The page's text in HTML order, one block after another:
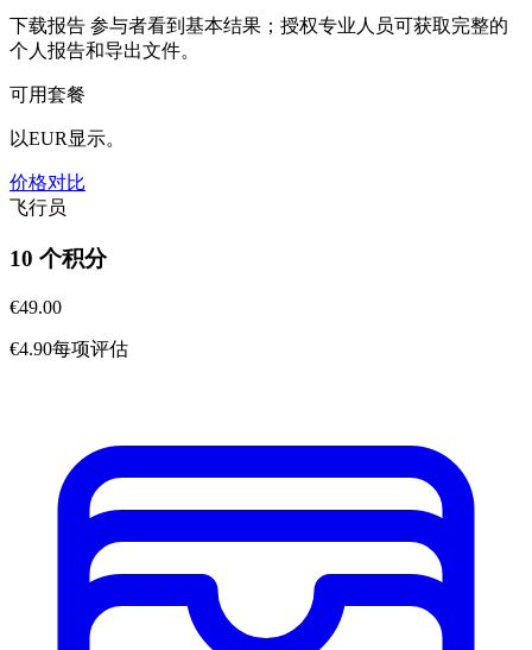
下载报告 参与者看到基本结果；授权专业人员可获取完整的
个人报告和导出文件。
可用套餐
以EUR显示。
价格对比
飞行员
10 个积分
€49.00
€4.90每项评估